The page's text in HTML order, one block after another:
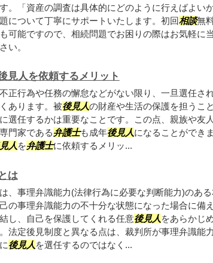
。「資産の調査は具体的にどのように行えばよい
について丁寧にサポートいたします。初回相談無
可能ですので、相続問題でお困りの際はお気軽に
い。
見人を依頼するメリット
正行為や任務の懈怠などがない限り、一旦選任さ
あります。被後見人の財産や生活の保護を担うこと
に選任するかは重要なことです。この点、親族や友
門家である弁護士も成年後見人になることができ
人 を弁護士に依頼するメリッ...
は
、事理弁識能力(法律行為に必要な判断能力)のある
の事理弁識能力の不十分な状態になった場合に備
し、自己を保護してくれる任意後見人 をあらかじ
法定後見制度と異なる点は、裁判所が事理弁識能
後見人 を選任するのではなく...